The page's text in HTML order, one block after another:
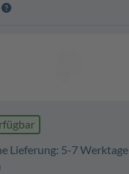
Lieferung: 5-7 Werktage